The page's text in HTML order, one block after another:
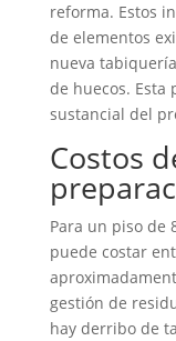
reforma. Estos
de elementos
nueva
de huecos. Esta
sustancial del
Costos
Para un piso de
puede costar
gestión de
hay derribo de